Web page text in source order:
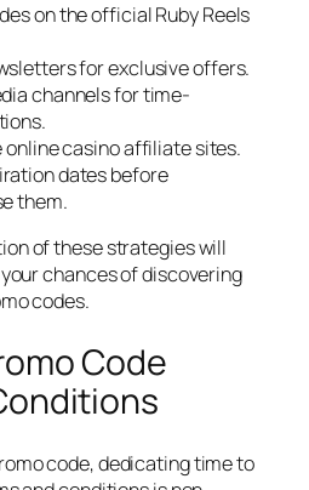
on the official Ruby Reels
for exclusive offers.
channels for time-
casino affiliate sites.
dates before
them.
of these strategies will
chances of discovering
codes.
Code
code, dedicating time to